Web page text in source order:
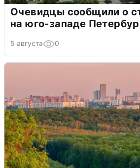
Очевидцы сообщили о
на юго-западе
5 августа 0